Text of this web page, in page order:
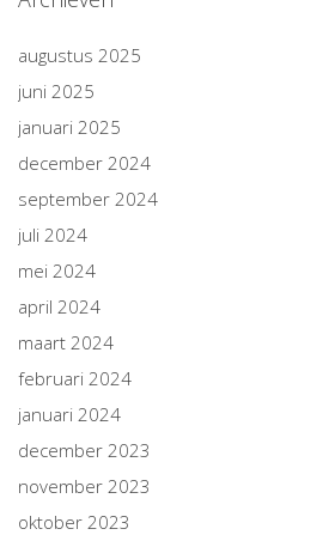
augustus 2025
juni 2025
januari 2025
december 2024
september 2024
juli 2024
mei 2024
april 2024
maart 2024
februari 2024
januari 2024
december 2023
november 2023
oktober 2023